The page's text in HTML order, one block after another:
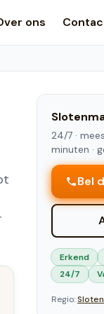
ons
24/7 ·
minuten ·
Bel
Erkend
24/7
Regio: